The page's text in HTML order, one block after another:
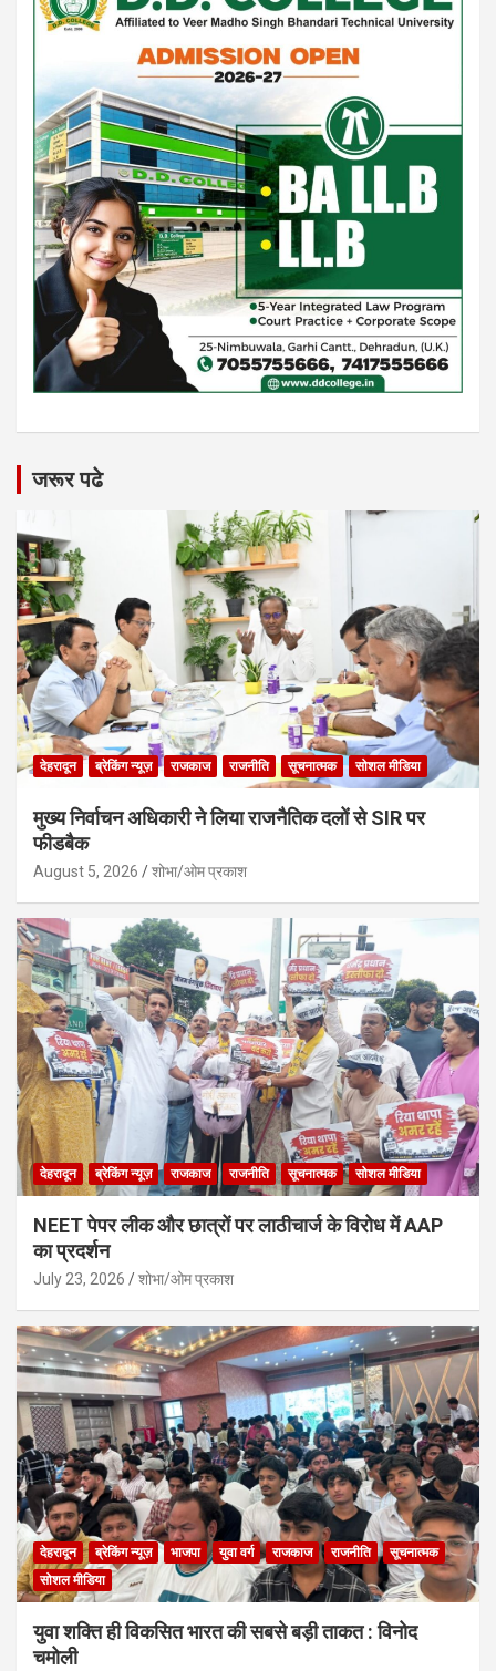
जरूर पढे
देहरादून ब्रेकिंग न्यूज़ राजकाज राजनीति सूचनात्मक सोशल मीडिया
मुख्य निर्वाचन अधिकारी ने लिया राजनैतिक दलों से SIR पर
फीडबैक
August 5, 2026 शोभा/ओम प्रकाश
देहरादून ब्रेकिंग न्यूज़ राजकाज राजनीति सूचनात्मक सोशल मीडिया
NEET पेपर लीक और छात्रों पर लाठीचार्ज के विरोध में AAP
का प्रदर्शन
July 23, 2026 शोभा/ओम प्रकाश
देहरादून ब्रेकिंग न्यूज़ भाजपा युवा वर्ग राजकाज राजनीति
सूचनात्मक
सोशल मीडिया
युवा शक्ति ही विकसित भारत की सबसे बड़ी ताकत : विनोद
चमोली